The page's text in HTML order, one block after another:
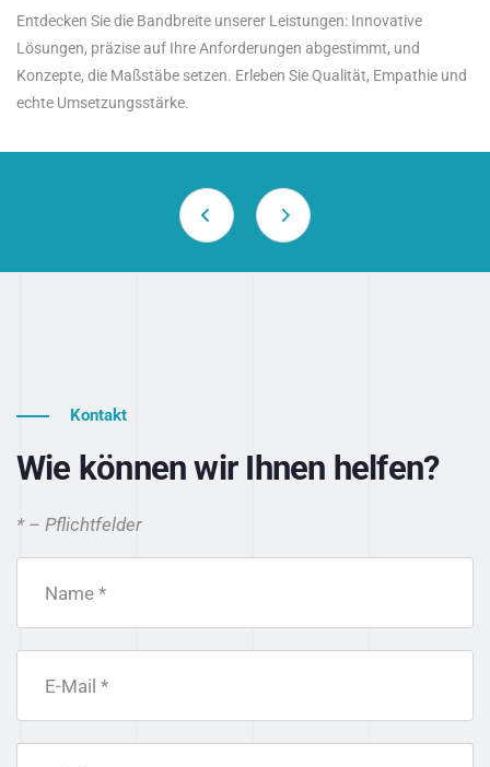
Entdecken Sie die Bandbreite unserer Leistungen: Innovative
Lösungen, präzise auf Ihre Anforderungen abgestimmt, und
Konzepte, die Maßstäbe setzen. Erleben Sie Qualität, Empathie und
echte Umsetzungsstärke.
Kontakt
Wie können wir Ihnen helfen?
* – Pflichtfelder
Name *
E-Mail *